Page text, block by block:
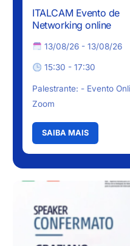
ITALCAM Evento de
Networking online
13/08/26 - 13/08/26
15:30 - 17:30
Palestrante: - Evento
Zoom
SAIBA MAIS